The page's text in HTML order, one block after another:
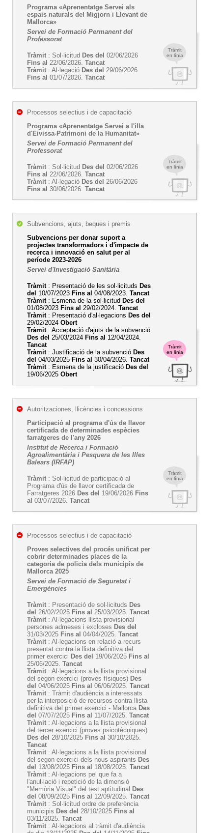
Tràmit
en línia
Programa «Aprenentatge Servei als
espais naturals del Migjorn i Llevant de
Mallorca»
Servei de Formació Permanent del
Professorat
Tràmit : Sol·licitud Des del 02/06/2026
Fins al 22/06/2026. Tancat
Tràmit : Al·legació Des del 29/06/2026
Fins al 01/07/2026. Tancat
Tràmit
en línia
Processos selectius i de capacitació
Programa «Aprenentatge Servei a l'illa
d'Eivissa-Patrimoni de la Humanitat»
Servei de Formació Permanent del
Professorat
Tràmit : Sol·licitud Des del 02/06/2026
Fins al 22/06/2026. Tancat
Tràmit : Al·legació Des del 26/06/2026
Fins al 30/06/2026. Tancat
Tràmit
en línia
Subvencions, ajuts, beques i premis
Subvencions per donar suport a
projectes transformadors i d'impacte de
recerca i innovació en salut per al
període 2023-2026
Servei d'Investigació Sanitària
Tràmit: Presentació de les sol·licituds Des
del 10/07/2023 Fins al 04/08/2023. Tancat
Tràmit: Esmena de la sol·licitud Des del
01/08/2023 Fins al 29/02/2024. Tancat
Tràmit: Presentació d'al·legacions Des del
29/02/2024 Obert
Tràmit: Acceptació d'ajuts de la subvenció
Des del 25/03/2024 Fins al 12/04/2024.
Tancat
Tràmit: Justificació de la subvenció Des
del 04/03/2025 Fins al 30/04/2026. Tancat
Tràmit: Esmena de la justificació Des del
19/06/2025 Obert
Tràmit
en línia
Autoritzaciones, llicències i concessions
Participació al programa d'ús de llavor
certificada de determinades espècies
farratgeres de l'any 2026
Institut de Recerca i Formació
Agroalimentària i Pesquera de les Illes
Balears (IRFAP)
Tràmit : Sol·licitud de participació al
Programa d'ús de llavor certificada de
Farratgeres 2026 Des del 19/06/2026 Fins
al 03/07/2026. Tancat
Processos selectius i de capacitació
Proves selectives del procés unificat per
cobrir determinades places de la
categoria de policia dels municipis de
Mallorca 2025
Servei de Formació de Seguretat i
Emergències
Tràmit : Presentació de sol·licituds Des
del 26/02/2025 Fins al 25/03/2025. Tancat
Tràmit : Al·legacions llista provisional
persones admeses i excloses Des del
31/03/2025 Fins al 04/04/2025. Tancat
Tràmit : Al·legacions en relació a recurs
presentat contra la llista definitiva del
primer exercici Des del 19/06/2025 Fins al
25/06/2025. Tancat
Tràmit : Al·legacions a la llista provisional
del segon exercici (proves físiques) Des
del 04/06/2025 Fins al 06/06/2025. Tancat
Tràmit : Tràmit d'audiència a interessats
per la interposició de recursos contra llista
definitiva del primer exercici - Mallorca Des
del 07/07/2025 Fins al 11/07/2025. Tancat
Tràmit : Al·legacions a la llista provisional
del tercer exercici (proves psicotècniques)
Des del 28/10/2025 Fins al 30/10/2025.
Tancat
Tràmit : Al·legacions a la llista provisional
del segon exercici dels nous aspirants Des
del 13/08/2025 Fins al 18/08/2025. Tancat
Tràmit : Al·legacions pel que fa a
l'anul·lació i repetició de la dimensió
"Memòria Visual" del test aptitudinal Des
del 08/09/2025 Fins al 12/09/2025. Tancat
Tràmit : Sol·licitud ordre de preferència
municipis Des del 28/10/2025 Fins al
03/11/2025. Tancat
Tràmit : Al·legacions al tràmit d'audiència